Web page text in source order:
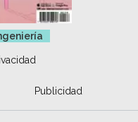
Publicidad